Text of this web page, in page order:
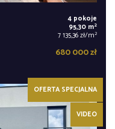
4 pokoje
95,30 m2
7 135,36 zł/m2
680 000 zł
OFERTA SPECJALNA
VIDEO